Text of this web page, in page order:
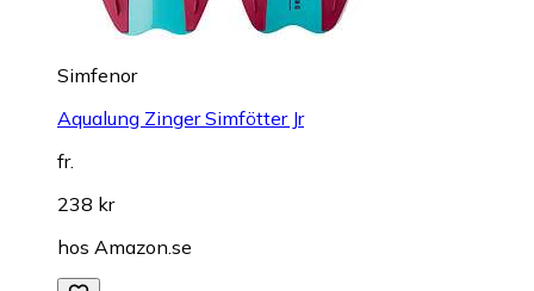
Simfenor
Aqualung Zinger Simfötter Jr
fr.
238 kr
hos Amazon.se